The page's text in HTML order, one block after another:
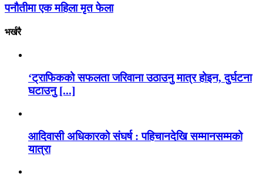
पनौतीमा एक महिला मृत फेला
भर्खरै
‘ट्राफिकको सफलता जरिवाना उठाउनु मात्र होइन, दुर्घटना
घटाउनु [...]
आदिवासी अधिकारको संघर्ष : पहिचानदेखि सम्मानसम्मको
यात्रा